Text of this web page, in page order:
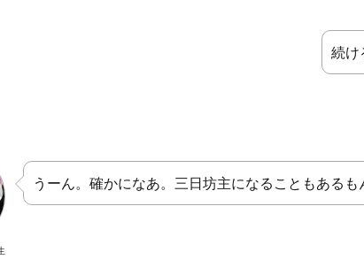
続け
うーん。確かになあ。三日坊主になることもあるも